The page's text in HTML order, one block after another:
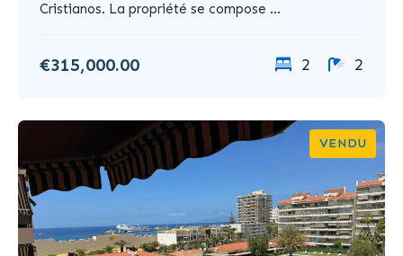
Cristianos. La propriété se compose ...
€315,000.00 2 2
VENDU